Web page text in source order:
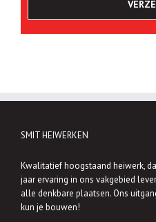
SMIT HEIWERKEN
Kwalitatief hoogstaand heiwerk,
jaar ervaring in ons vakgebied
alle denkbare plaatsen. Ons
kun je bouwen!